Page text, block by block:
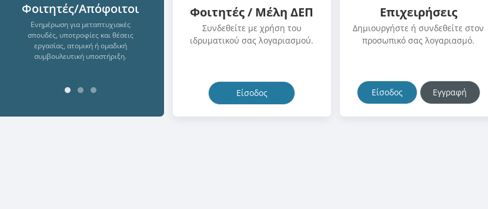
Φοιτητές/Απόφοιτοι
Ενημέρωση για μεταπτυχιακές
σπουδές, υποτροφίες και θέσεις
εργασίας, ατομική ή ομαδική
συμβουλευτική υποστήριξη.
Φοιτητές / Μέλη ΔΕΠ
Συνδεθείτε με χρήση του
ιδρυματικού σας λογαριασμού.
Είσοδος
Επιχειρήσεις
Δημιουργήστε ή συνδεθείτε στον
προσωπικό σας λογαριασμό.
Είσοδος Εγγραφή